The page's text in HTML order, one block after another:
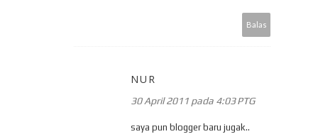
Balas
NUR
30 April 2011 pada 4:03 PTG
saya pun blogger baru jugak..